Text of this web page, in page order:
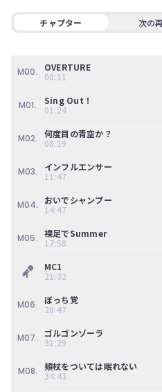
チャプター
次の
M00.
OVERTURE
00:11
M01.
Sing Out！
01:24
M02.
何度目の青空か？
08:19
M03.
インフルエンサー
11:47
M04.
おいでシャンプー
14:47
M05. 裸足でSummer
17:58
MC1
21:32
M06. ぼっち党
28:47
M07.
ゴルゴンゾーラ
31:29
M08.
頬杖をついては眠れない
34:43